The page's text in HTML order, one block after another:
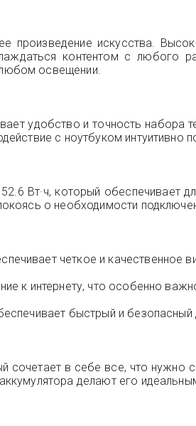
произведение искусства.
контентом с любого
освещении.
удобство и точность
с ноутбуком интуитивно
Вт·ч, который обеспечивает
о необходимости
четкое и качественное
к интернету, что особенно
быстрый и
сочетает в себе все, что
делают его